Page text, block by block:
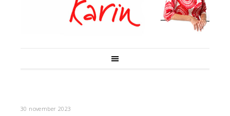
30 november 2023